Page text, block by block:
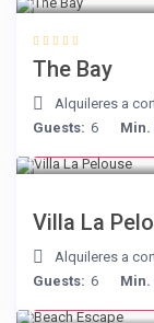
The Bay
Alquileres a
Guests: 6 Min.
Villa La
Alquileres a
Guests: 6 Min.